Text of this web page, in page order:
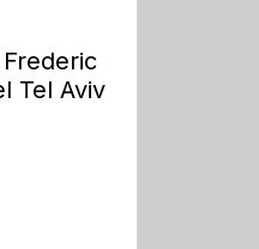
Tel Aviv